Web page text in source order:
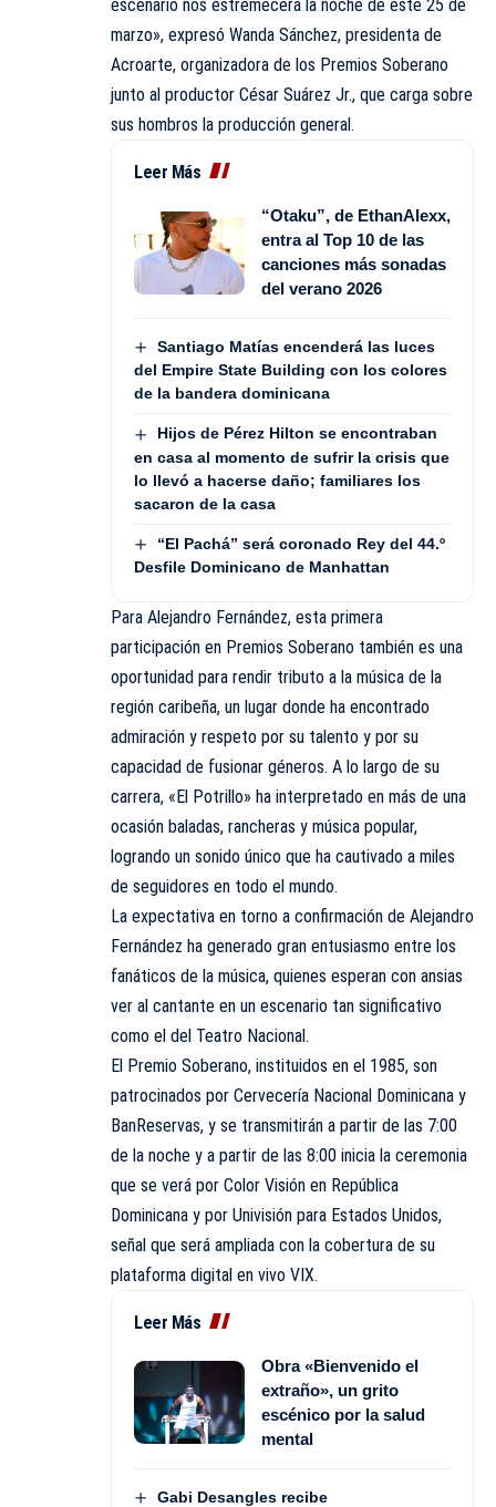
escenario nos estremecerá la noche de este 25 de
marzo», expresó Wanda Sánchez, presidenta de
Acroarte, organizadora de los Premios Soberano
junto al productor César Suárez Jr., que carga sobre
sus hombros la producción general.
Leer Más
“Otaku”, de EthanAlexx,
entra al Top 10 de las
canciones más sonadas
del verano 2026
Santiago Matías encenderá las luces
del Empire State Building con los colores
de la bandera dominicana
Hijos de Pérez Hilton se encontraban
en casa al momento de sufrir la crisis que
lo llevó a hacerse daño; familiares los
sacaron de la casa
“El Pachá” será coronado Rey del 44.º
Desfile Dominicano de Manhattan
Para Alejandro Fernández, esta primera
participación en Premios Soberano también es una
oportunidad para rendir tributo a la música de la
región caribeña, un lugar donde ha encontrado
admiración y respeto por su talento y por su
capacidad de fusionar géneros. A lo largo de su
carrera, «El Potrillo» ha interpretado en más de una
ocasión baladas, rancheras y música popular,
logrando un sonido único que ha cautivado a miles
de seguidores en todo el mundo.
La expectativa en torno a confirmación de Alejandro
Fernández ha generado gran entusiasmo entre los
fanáticos de la música, quienes esperan con ansias
ver al cantante en un escenario tan significativo
como el del Teatro Nacional.
El Premio Soberano, instituidos en el 1985, son
patrocinados por Cervecería Nacional Dominicana y
BanReservas, y se transmitirán a partir de las 7:00
de la noche y a partir de las 8:00 inicia la ceremonia
que se verá por Color Visión en República
Dominicana y por Univisión para Estados Unidos,
señal que será ampliada con la cobertura de su
plataforma digital en vivo VIX.
Leer Más
Obra «Bienvenido el
extraño», un grito
escénico por la salud
mental
Gabi Desangles recibe